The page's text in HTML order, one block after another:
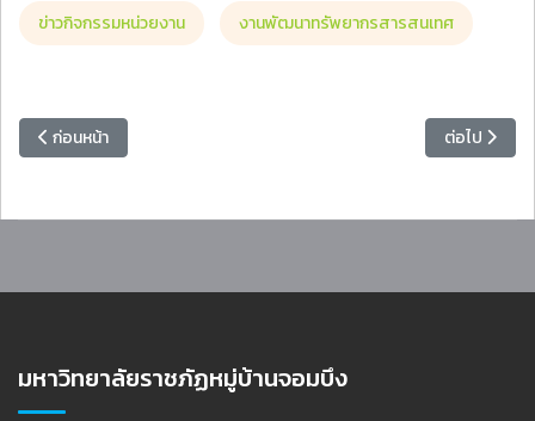
ข่าวกิจกรรมหน่วยงาน งานพัฒนาทรัพยากรสารสนเทศ
เนื้อหาก่อนหน้า: คณบดีและรองคณบดีคณะวิทยาการจัดการ เข้าร่วมปร
ก่อนหน้า เนื้อหาถัดไ
ต่อไป
มหาวิทยาลัยราชภัฏหมู่บ้านจอมบึง